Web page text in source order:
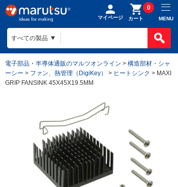
マイページ カート
0
MENU
電子部品・半導体通販のマルツオンライン > 構造部材・シャ
ーシー > ファン、熱管理（DigiKey） > ヒートシンク > MAXI
GRIP FANSINK 45X45X19.5MM